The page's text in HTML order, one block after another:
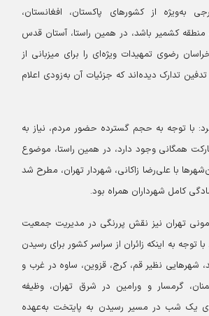
به‌ویژه از کشورهای پاکستان، افغانستان،
کشمیر باشد، در همین راستا، آستان قدس
رضوی تمهیدات ویژه‌ای را برای میزبانی از
تدارک دیده‌اند که جزئیات آن به‌زودی اعلام
با توجه به حجم گسترده حضور مردم، نیاز به
همگانی وجود دارد، در همین راستا، موضوع
با علی‌رضا زاکانی، شهردار تهران، مطرح شد
کامل شهرداران همراه بود.
تهران نیز نقش پررنگی در مدیریت جمعیت
به اینکه زائران از سراسر کشور برای رسیدن
شهرهایی نظیر قم، کرج، قزوین، ساوه در غرب و
گرمسار و ورامین در شرق تهران، وظیفه
برای یک شب در مسیر رسیدن به پایتخت به‌عهده